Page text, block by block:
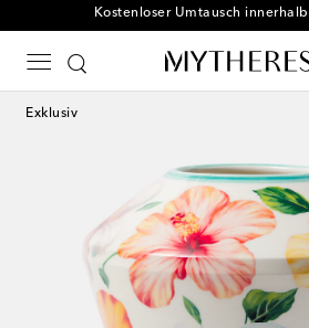
Kostenloser Umtausch
Exklusiv